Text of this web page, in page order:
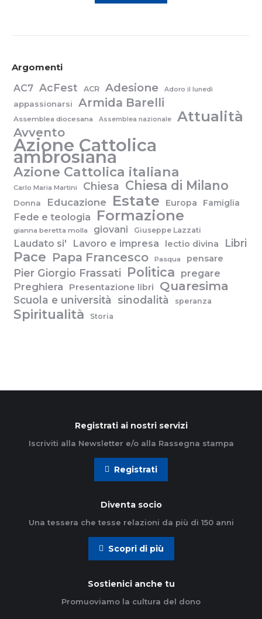
Argomenti
AC7 AcFest ACR Adesione Adoro il lunedì
appassionarsi Armida Barelli
Assemblea diocesana Assemblea nazionale Attualità
Avvento
Azione Cattolica
ambrosiana
Azione Cattolica italiana
Carlo Maria Martini Chiesa Chiesa di Milano
Donna Educazione Estate Europa Famiglia
Fede e teologia Formazione
gianna beretta molla giovani Giuseppe Lazzati
Laudato si' Lavoro e impresa lectio divina Libri
Pace Papa Francesco Pasqua pensare
Pier Giorgio Frassati Politica pregare
Preghiera
Presentazione libri Quaresima
Scuola e università sinodalità speranza
Spiritualità Storia
Registrati ai nostri servizi
Iscriviti alla Newsletter e/o alla Rassegna stampa
Registrati
Diventa socio
Una tessera che tesse relazioni da più di 150 anni
Scopri di più
Sostienici anche tu
Promuoviamo la cultura del dono